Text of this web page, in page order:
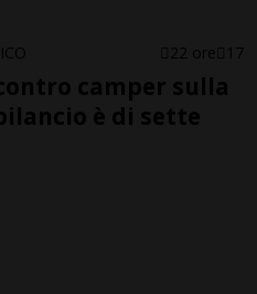
22 ore 17
camper sulla
è di sette